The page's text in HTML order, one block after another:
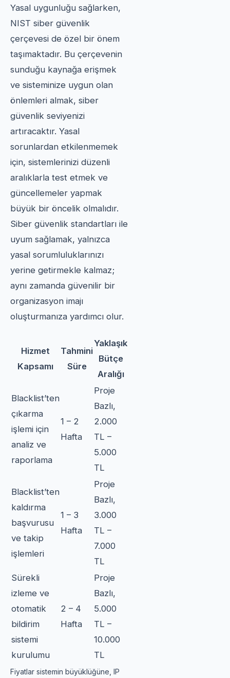
Yasal uygunluğu sağlarken,
NIST siber güvenlik
çerçevesi de özel bir önem
taşımaktadır. Bu çerçevenin
sunduğu kaynağa erişmek
ve sisteminize uygun olan
önlemleri almak, siber
güvenlik seviyenizi
artıracaktır. Yasal
sorunlardan etkilenmemek
için, sistemlerinizi düzenli
aralıklarla test etmek ve
güncellemeler yapmak
büyük bir öncelik olmalıdır.
Siber güvenlik standartları ile
uyum sağlamak, yalnızca
yasal sorumluluklarınızı
yerine getirmekle kalmaz;
aynı zamanda güvenilir bir
organizasyon imajı
oluşturmanıza yardımcı olur.
Hizmet
Kapsamı
Tahmini
Süre
Yaklaşık
Bütçe
Aralığı
Blacklist’ten
çıkarma
işlemi için
analiz ve
raporlama
1 – 2
Hafta
Proje
Bazlı,
2.000
TL –
5.000
TL
Blacklist’ten
kaldırma
başvurusu
ve takip
işlemleri
1 – 3
Hafta
Proje
Bazlı,
3.000
TL –
7.000
TL
Sürekli
izleme ve
otomatik
bildirim
sistemi
kurulumu
2 – 4
Hafta
Proje
Bazlı,
5.000
TL –
10.000
TL
Fiyatlar sistemin büyüklüğüne, IP